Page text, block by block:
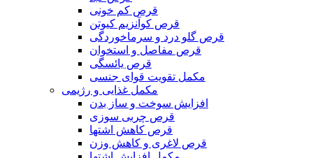
قرص کم خونی
قرص کوآنزیم کیوتن
قرص گلو درد و سرماخوردگی
قرص مفاصل و استخوان
قرص یائسگی
مکمل تقویت قوای جنسی
مکمل غذایی و رژیمی
افزایش سوخت و ساز بدن
قرص چربی سوزی
قرص کاهش اشتها
قرص لاغری و کاهش وزن